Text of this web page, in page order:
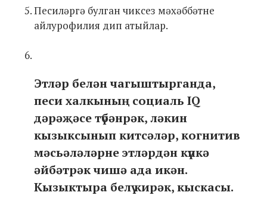
Песиләргә булган чиксез мәхәббәтне
айлурофилия дип атыйлар.
Этләр белән чагыштырганда,
песи халкының социаль IQ
дәрәҗәсе түбәнрәк, ләкин
кызыксынып китсәләр, когнитив
мәсьәләләрне этләрдән күпкә
әйбәтрәк чишә ада икән.
Кызыктыра белү кирәк, кыскасы.